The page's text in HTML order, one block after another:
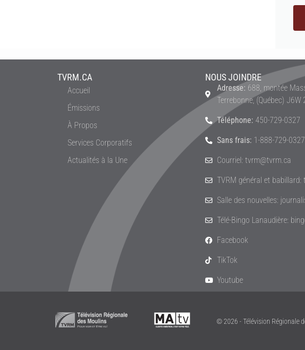
TVRM.CA
Accueil
Émissions
À Propos
Services Corporatifs
Actualités à la Une
NOUS JOINDRE
Adresse: 688, montée
Terrebonne, (Québec) J6W
Téléphone: 450-729-0327
Sans frais: 1-888-729-0327
Courriel: tvrm@tvrm.ca
TVRM général et babillard:
Salle des nouvelles:
Télé-Bingo Lanaudière:
Facebook
TikTok
Youtube
© 2026 - Télévision Régionale